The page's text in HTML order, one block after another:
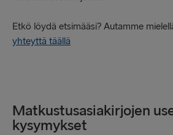
Etkö löydä etsimääsi? Autamme
yhteyttä täällä
Matkustusasiakirjojen
kysymykset